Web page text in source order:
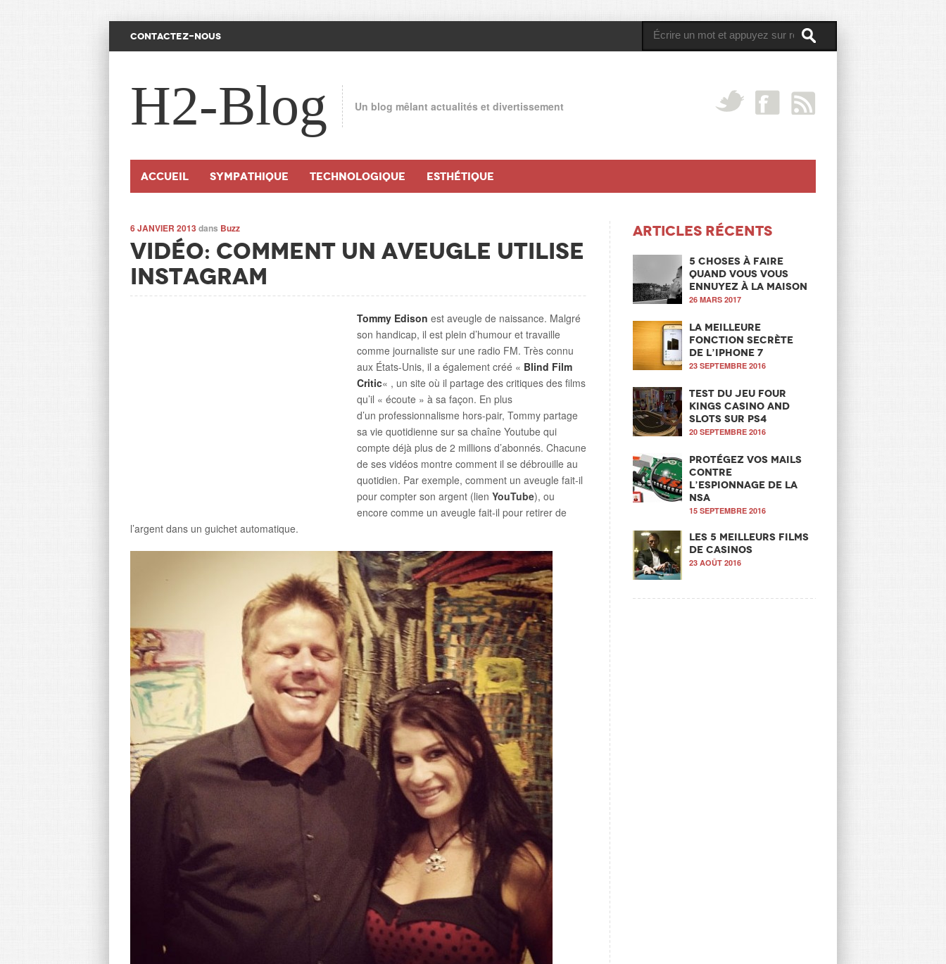
CONTACTEZ-NOUS
H2-Blog Un blog mêlant actualités et divertissement
Accueil SYMPATHIQUE TECHNOLOGIQUE ESTHÉTIQUE
6 JANVIER 2013dans Buzz
Vidéo: comment un aveugle utilise
Instagram
Tommy Edison est aveugle de naissance. Malgré
son handicap, il est plein d’humour et travaille
comme journaliste sur une radio FM. Très connu
aux États-Unis, il a également créé « Blind Film
Critic« , un site où il partage des critiques des films
qu’il « écoute » à sa façon. En plus
d’un professionnalisme hors-pair, Tommy partage
sa vie quotidienne sur sa chaîne Youtube qui
compte déjà plus de 2 millions d’abonnés. Chacune
de ses vidéos montre comment il se débrouille au
quotidien. Par exemple, comment un aveugle fait-il
pour compter son argent (lien YouTube), ou
encore comme un aveugle fait-il pour retirer de
l’argent dans un guichet automatique.
Articles récents
5 choses à faire
quand vous vous
ennuyez à la maison
26 MARS 2017
La meilleure
fonction secrète
de l’iPhone 7
23 SEPTEMBRE 2016
Test du jeu Four
Kings Casino and
Slots sur PS4
20 SEPTEMBRE 2016
Protégez vos mails
contre
l’espionnage de la
NSA
15 SEPTEMBRE 2016
Les 5 meilleurs films
de casinos
23 AOÛT 2016